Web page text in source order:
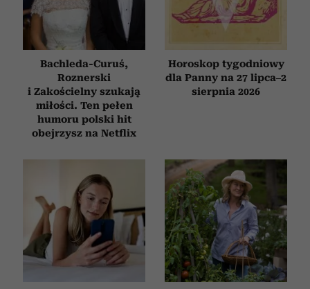
Bachleda-Curuś,
Roznerski
i Zakościelny szukają
miłości. Ten pełen
humoru polski hit
obejrzysz na Netflix
Horoskop tygodniowy
dla Panny na 27 lipca–2
sierpnia 2026